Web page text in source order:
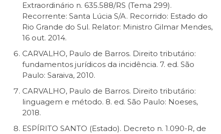
Extraordinário n. 635.588/RS (Tema 299).
Recorrente: Santa Lúcia S/A. Recorrido: Estado do
Rio Grande do Sul. Relator: Ministro Gilmar Mendes,
16 out. 2014.
CARVALHO, Paulo de Barros. Direito tributário:
fundamentos jurídicos da incidência. 7. ed. São
Paulo: Saraiva, 2010.
CARVALHO, Paulo de Barros. Direito tributário:
linguagem e método. 8. ed. São Paulo: Noeses,
2018.
ESPÍRITO SANTO (Estado). Decreto n. 1.090-R, de